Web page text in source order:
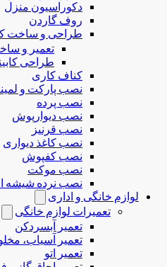
دکوراسیون منزل
روف گاردن
طراحی و ساخت
تعمیر و
طراحی
کناف کاری
نصب پارکت و
نصب پرده
نصب دیوارپوش
نصب قرنیز
نصب کاغذ دیواری
نصب کفپوش
نصب موکت
نصب نرده شیشه
لوازم خانگی و اداری
تعمیرات لوازم خانگی
تعمیر آبسردکن
تعمیر آسیاب،
تعمیر اتو